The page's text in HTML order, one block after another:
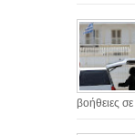
βοήθειες σε